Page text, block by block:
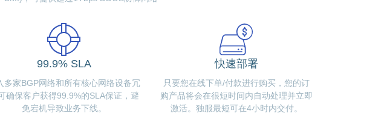
99.9% SLA
多家BGP网络和所有核心网络设备冗
确保客户获得99.9%的SLA保证，避
免宕机导致业务下线。
快速部署
只要您在线下单/付款进行购买，您的订
购产品将会在很短时间内自动处理并立即
激活。独服最短可在4小时内交付。